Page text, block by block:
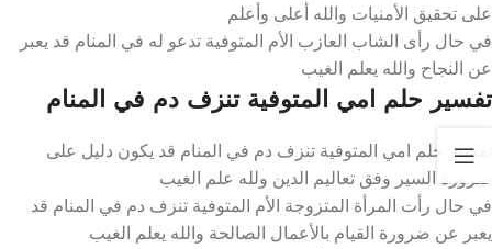
على تحقيق الأمنيات والله أعلى وأعلم
في حال رأى الشاب العازب الأم المتوفية تدعو له في المنام قد يعبر
عن النجاح والله يعلم الغيب
تفسير حلم امي المتوفية تنزف دم في المنام
تفسير حلم امي المتوفية تنزف دم في المنام قد يكون دليل على
ضرورة السير وفق تعاليم الدين ولله علم الغيب
في حال رأت المرأة المتزوجة الأم المتوفية تنزف دم في المنام قد
يعبر عن ضرورة القيام بالأعمال الصالحة والله يعلم الغيب